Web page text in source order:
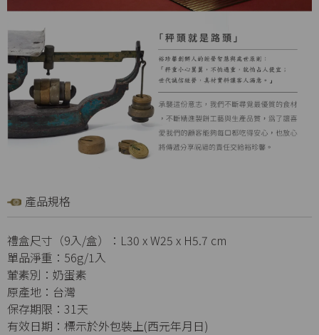
產品規格
禮盒尺寸（9入/盒）：L30 x W25 x H5.7 cm
單品淨重：56g/1入
葷素別：奶蛋素
原產地：台灣
保存期限：31天
有效日期：標示於外包裝上(西元年月日)